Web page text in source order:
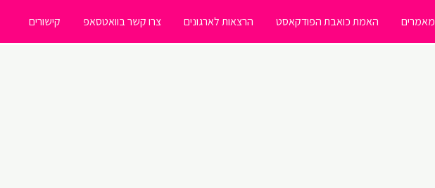
מאמרים האמת כואבת הפודקאסט הרצאות לארגונים צרו קשר בוואטסאפ קישורים